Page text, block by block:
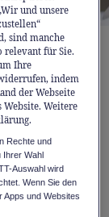
Fälle von
jedes
hat
die
des
und unsere
sind manche
relevant für Sie.
Ihre
indem
der Webseite
Weitere
Rechte und
Ihrer Wahl
Auswahl wird
Wenn Sie den
Apps und Websites